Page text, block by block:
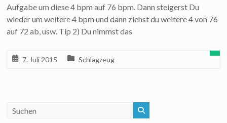
Aufgabe um diese 4 bpm auf 76 bpm. Dann steigerst Du
wieder um weitere 4 bpm und dann ziehst du weitere 4 von 76
auf 72 ab, usw. Tip 2) Du nimmst das
7. Juli 2015 Schlagzeug